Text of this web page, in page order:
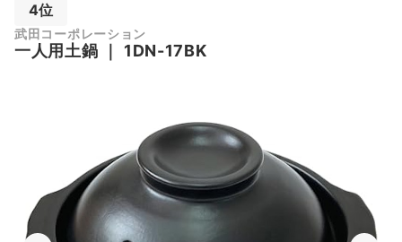
4位
武田コーポレーション
一人用土鍋 1DN-17BK